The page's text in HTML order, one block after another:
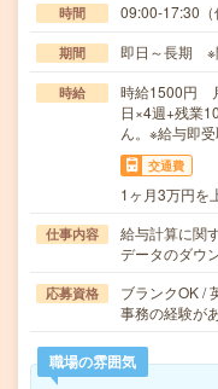
時間 09:00-17:30
期間 即日～長期 ※
時給
時給1500円
日×4週+残業
ん。※給与即
交通費
1ヶ月3万円を
仕事内容
給与計算に関
データのダウ
応募資格
ブランクOK /
事務の経験が
職場の雰囲気